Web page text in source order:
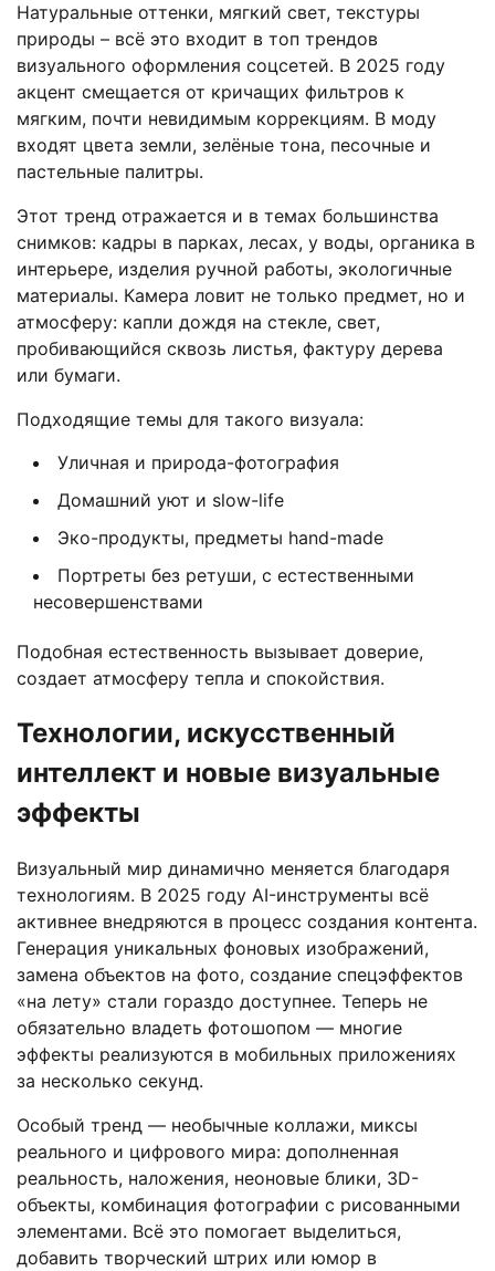
Натуральные оттенки, мягкий свет, текстуры
природы – всё это входит в топ трендов
визуального оформления соцсетей. В 2025 году
акцент смещается от кричащих фильтров к
мягким, почти невидимым коррекциям. В моду
входят цвета земли, зелёные тона, песочные и
пастельные палитры.
Этот тренд отражается и в темах большинства
снимков: кадры в парках, лесах, у воды, органика в
интерьере, изделия ручной работы, экологичные
материалы. Камера ловит не только предмет, но и
атмосферу: капли дождя на стекле, свет,
пробивающийся сквозь листья, фактуру дерева
или бумаги.
Подходящие темы для такого визуала:
Уличная и природа-фотография
Домашний уют и slow-life
Эко-продукты, предметы hand-made
Портреты без ретуши, с естественными
несовершенствами
Подобная естественность вызывает доверие,
создает атмосферу тепла и спокойствия.
Технологии, искусственный
интеллект и новые визуальные
эффекты
Визуальный мир динамично меняется благодаря
технологиям. В 2025 году AI-инструменты всё
активнее внедряются в процесс создания контента.
Генерация уникальных фоновых изображений,
замена объектов на фото, создание спецэффектов
«на лету» стали гораздо доступнее. Теперь не
обязательно владеть фотошопом — многие
эффекты реализуются в мобильных приложениях
за несколько секунд.
Особый тренд — необычные коллажи, миксы
реального и цифрового мира: дополненная
реальность, наложения, неоновые блики, 3D-
объекты, комбинация фотографии с рисованными
элементами. Всё это помогает выделиться,
добавить творческий штрих или юмор в